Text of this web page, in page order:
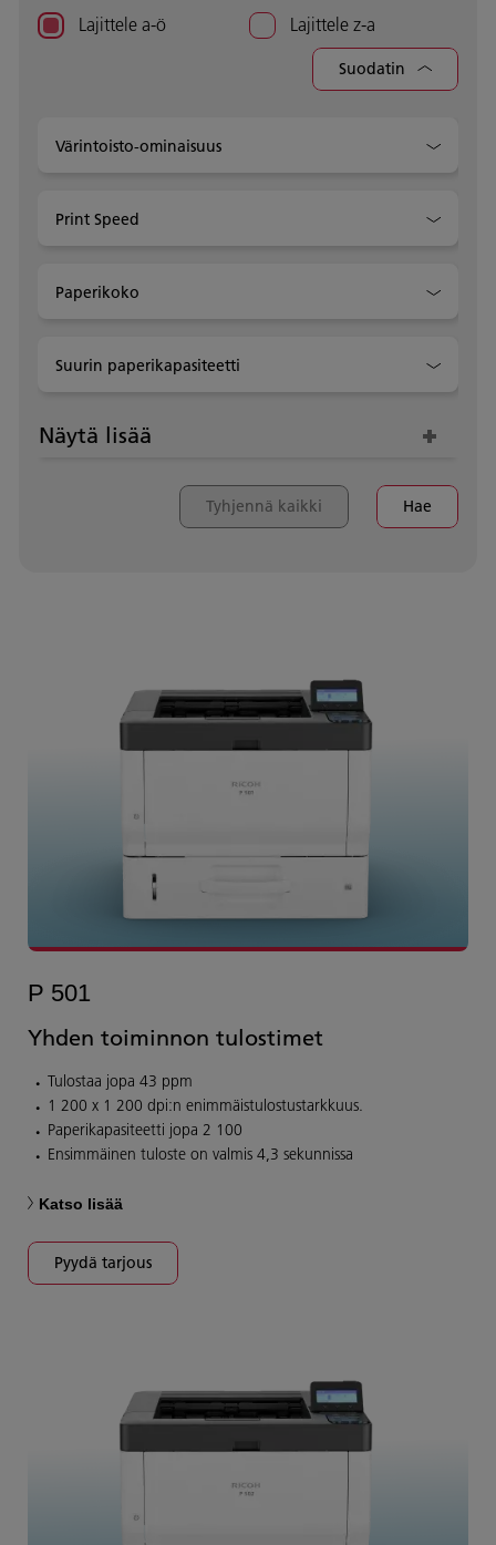
Lajittele a-ö Lajittele z-a
Suodatin
Värintoisto-ominaisuus
Print Speed
Paperikoko
Suurin paperikapasiteetti
Näytä lisää
Tyhjennä kaikki Hae
P 501
Yhden toiminnon tulostimet
Tulostaa jopa 43 ppm
1 200 x 1 200 dpi:n enimmäistulostustarkkuus.
Paperikapasiteetti jopa 2 100
Ensimmäinen tuloste on valmis 4,3 sekunnissa
Katso lisää
Pyydä tarjous